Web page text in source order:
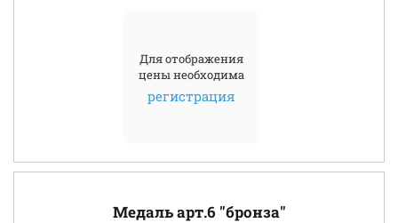
Для отображения
цены необходима
регистрация
Медаль арт.6 "бронза"